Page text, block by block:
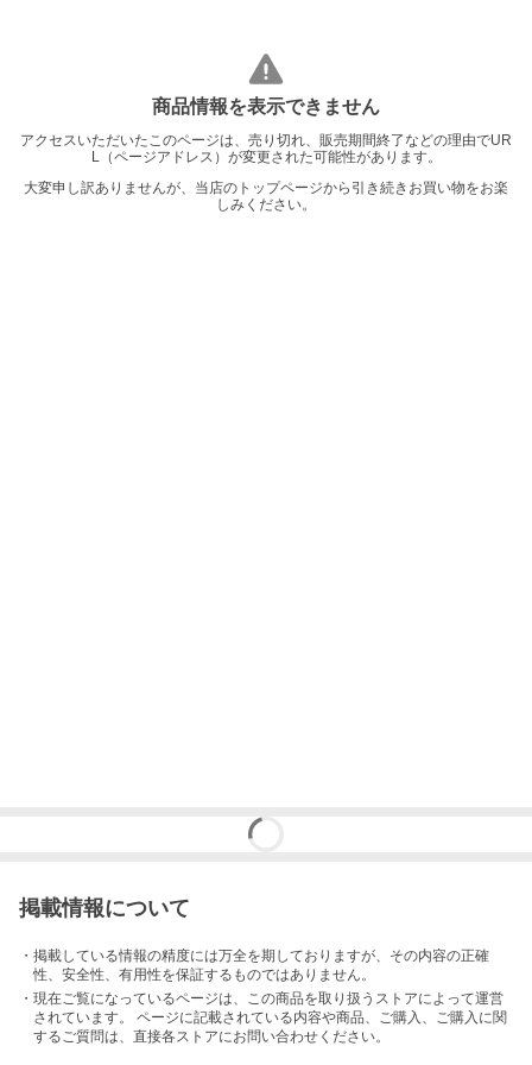
商品情報を表示できません
アクセスいただいたこのページは、売り切れ、販売期間終了などの理由でUR
L（ページアドレス）が変更された可能性があります。
大変申し訳ありませんが、当店のトップページから引き続きお買い物をお楽
しみください。
掲載情報について
・掲載している情報の精度には万全を期しておりますが、その内容の正確
性、安全性、有用性を保証するものではありません。
・現在ご覧になっているページは、この商品を取り扱うストアによって運営
されています。 ページに記載されている内容や商品、ご購入 、ご購入に関
するご質問は、直接各ストアにお問い合わせください。